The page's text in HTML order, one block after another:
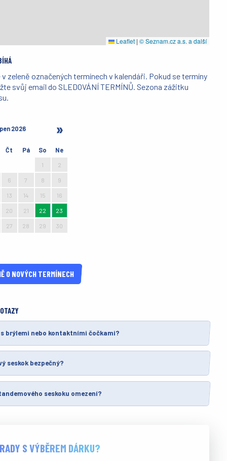
Leaflet | © Seznam.cz a.s. a další
zeleně označených termínech v kalendáři. Pokud se termíny
svůj email do SLEDOVÁNÍ TERMÍNŮ. Sezona zážitku
2026
Čt Pá So Ne
1 2
6 7 8 9
13 14 15 16
20 21 22 23
27 28 29 30
O NOVÝCH TERMÍNECH
s brýlemi nebo kontaktními čočkami?
seskok bezpečný?
seskoku omezení?
S VÝBĚREM DÁRKU?